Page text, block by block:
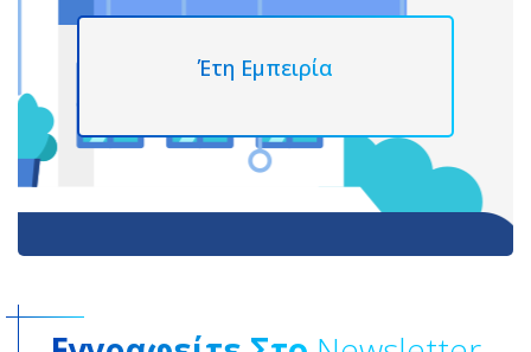
Έτη Εμπειρία